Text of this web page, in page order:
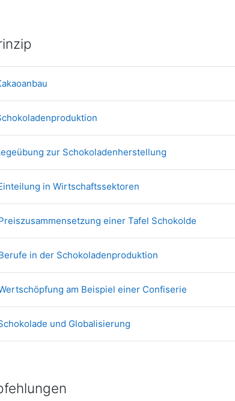
Link/URL
Link/URL
zur Schokoladenherstellung
in Wirtschaftssektoren
einer Tafel SchokoldeLink/URL
in der SchokoladenproduktionLink/URL
am Beispiel einer Confiserie
und Globalisierung